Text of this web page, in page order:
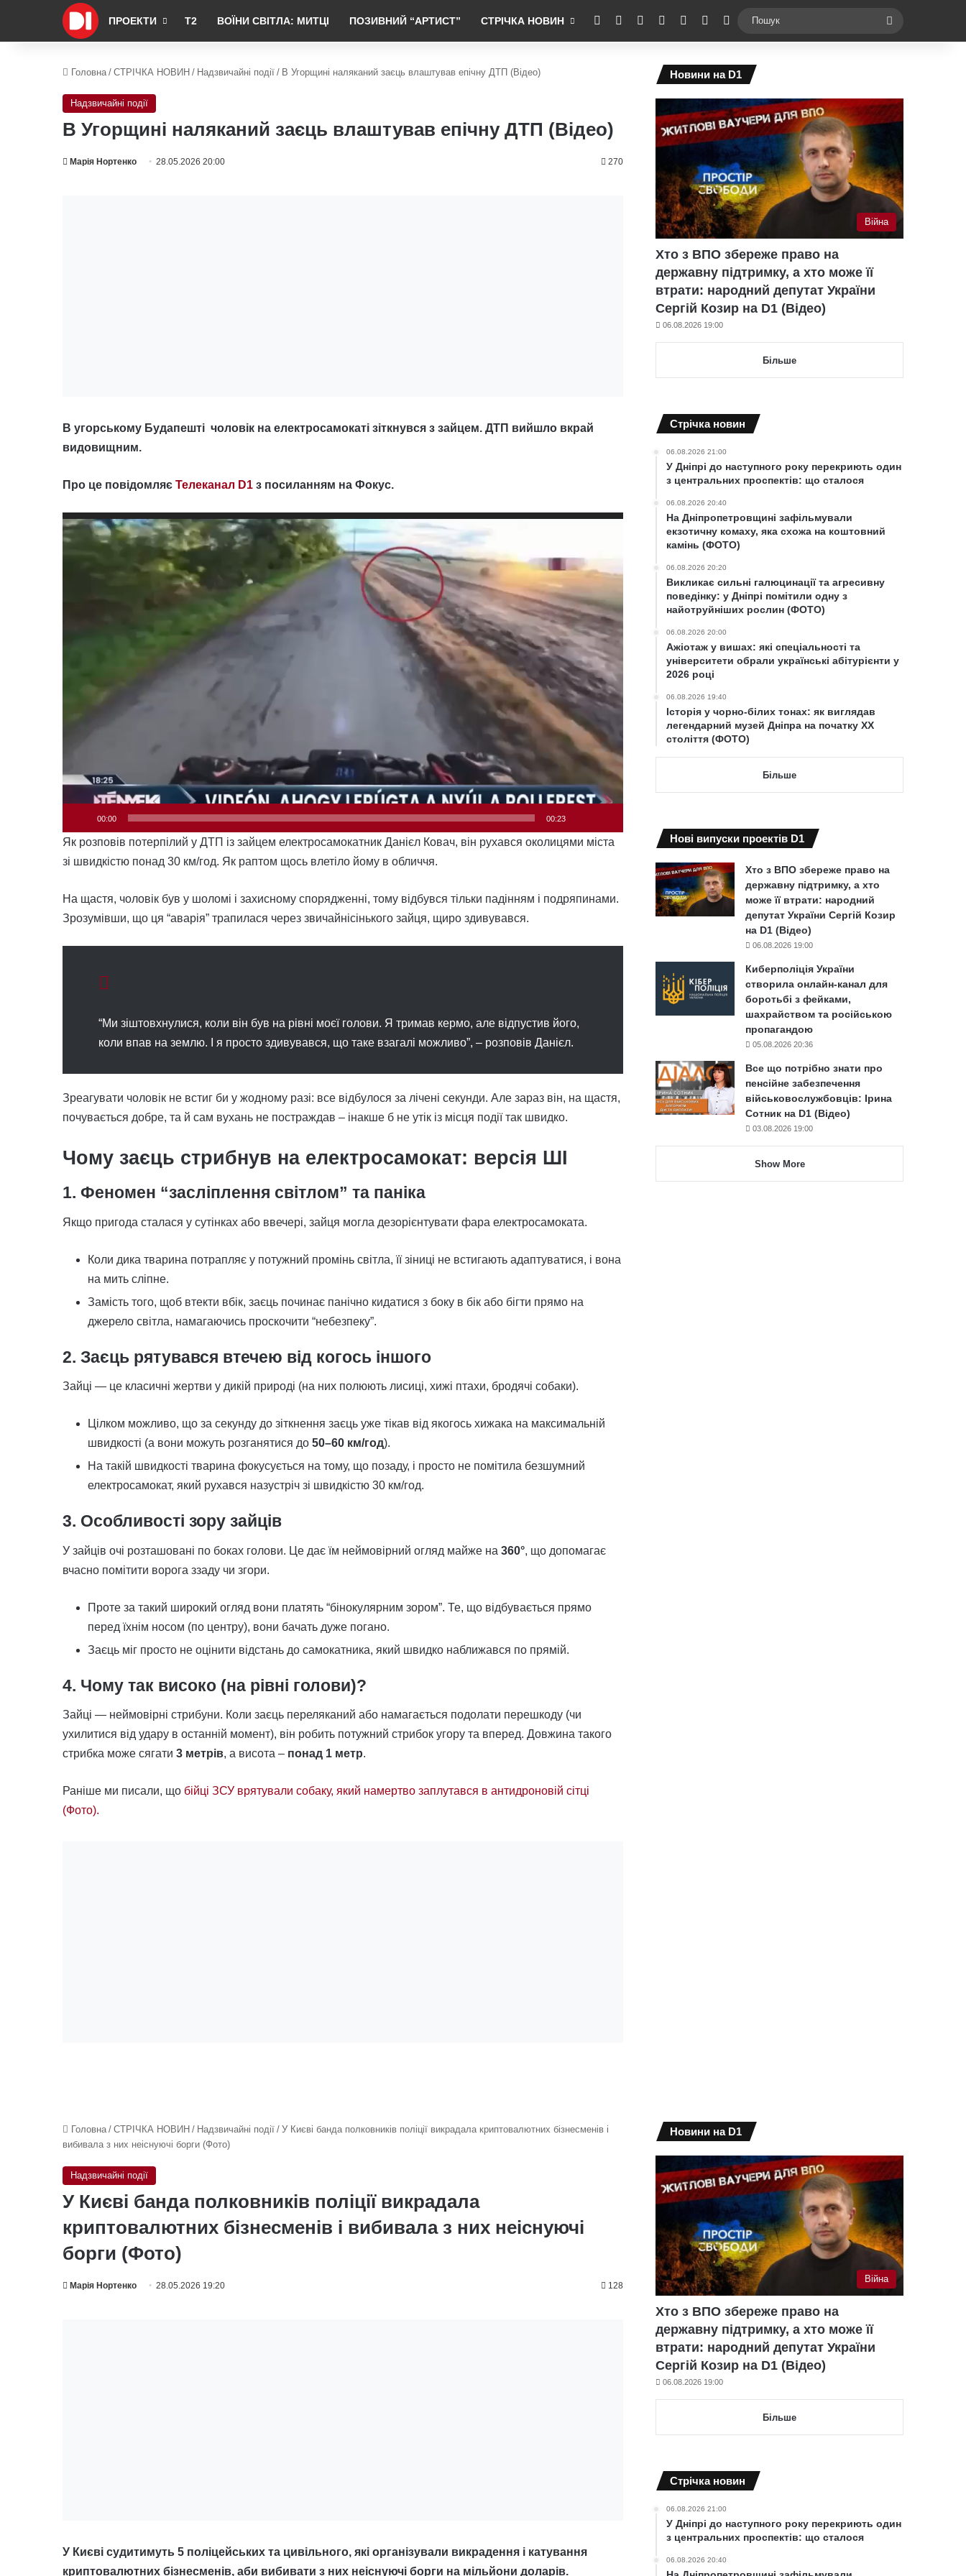
ПРОЕКТИ Т2 ВОЇНИ СВІТЛА: МИТЦІ ПОЗИВНИЙ “АРТИСТ” СТРІЧКА НОВИН RSS Facebook YouTubeInstagramTelegramSwitch skin
Головна / СТРІЧКА НОВИН / Надзвичайні події / В Угорщині наляканий заєць влаштував епічну ДТП (Відео)
Надзвичайні події
В Угорщині наляканий заєць влаштував епічну ДТП (Відео)
Марія Нортенко 28.05.2026 20:00 270
В угорському Будапешті чоловік на електросамокаті зіткнувся з зайцем. ДТП вийшло вкрай
видовищним.
Про це повідомляє Телеканал D1 з посиланням на Фокус.
Відеопрогравач
00:00 00:23
Як розповів потерпілий у ДТП із зайцем електросамокатник Данієл Ковач, він рухався околицями міста
зі швидкістю понад 30 км/год. Як раптом щось влетіло йому в обличчя.
На щастя, чоловік був у шоломі і захисному спорядженні, тому відбувся тільки падінням і подряпинами.
Зрозумівши, що ця “аварія” трапилася через звичайнісінького зайця, щиро здивувався.
“Ми зіштовхнулися, коли він був на рівні моєї голови. Я тримав кермо, але відпустив його,
коли впав на землю. І я просто здивувався, що таке взагалі можливо”, – розповів Данієл.
Зреагувати чоловік не встиг би у жодному разі: все відбулося за лічені секунди. Але зараз він, на щастя,
почувається добре, та й сам вухань не постраждав – інакше б не утік із місця події так швидко.
Чому заєць стрибнув на електросамокат: версія ШІ
1. Феномен “засліплення світлом” та паніка
Якщо пригода сталася у сутінках або ввечері, зайця могла дезорієнтувати фара електросамоката.
Коли дика тварина потрапляє у потужний промінь світла, її зіниці не встигають адаптуватися, і вона
на мить сліпне.
Замість того, щоб втекти вбік, заєць починає панічно кидатися з боку в бік або бігти прямо на
джерело світла, намагаючись проскочити “небезпеку”.
2. Заєць рятувався втечею від когось іншого
Зайці — це класичні жертви у дикій природі (на них полюють лисиці, хижі птахи, бродячі собаки).
Цілком можливо, що за секунду до зіткнення заєць уже тікав від якогось хижака на максимальній
швидкості (а вони можуть розганятися до 50–60 км/год).
На такій швидкості тварина фокусується на тому, що позаду, і просто не помітила безшумний
електросамокат, який рухався назустріч зі швидкістю 30 км/год.
3. Особливості зору зайців
У зайців очі розташовані по боках голови. Це дає їм неймовірний огляд майже на 360°, що допомагає
вчасно помітити ворога ззаду чи згори.
Проте за такий широкий огляд вони платять “бінокулярним зором”. Те, що відбувається прямо
перед їхнім носом (по центру), вони бачать дуже погано.
Заєць міг просто не оцінити відстань до самокатника, який швидко наближався по прямій.
4. Чому так високо (на рівні голови)?
Зайці — неймовірні стрибуни. Коли заєць переляканий або намагається подолати перешкоду (чи
ухилитися від удару в останній момент), він робить потужний стрибок угору та вперед. Довжина такого
стрибка може сягати 3 метрів, а висота – понад 1 метр.
Раніше ми писали, що бійці ЗСУ врятували собаку, який намертво заплутався в антидроновій сітці
(Фото).
Новини на D1
Війна
Хто з ВПО збереже право на
державну підтримку, а хто може її
втрати: народний депутат України
Сергій Козир на D1 (Відео)
06.08.2026 19:00
Більше
Cтрічка новин
06.08.2026 21:00
У Дніпрі до наступного року перекриють один
з центральних проспектів: що сталося
06.08.2026 20:40
На Дніпропетровщині зафільмували
екзотичну комаху, яка схожа на коштовний
камінь (ФОТО)
06.08.2026 20:20
Викликає сильні галюцинації та агресивну
поведінку: у Дніпрі помітили одну з
найотруйніших рослин (ФОТО)
06.08.2026 20:00
Ажіотаж у вишах: які спеціальності та
університети обрали українські абітурієнти у
2026 році
06.08.2026 19:40
Історія у чорно-білих тонах: як виглядав
легендарний музей Дніпра на початку ХХ
століття (ФОТО)
Більше
Нові випуски проектів D1
Хто з ВПО збереже право на
державну підтримку, а хто
може її втрати: народний
депутат України Сергій Козир
на D1 (Відео)
06.08.2026 19:00
Киберполіція України
створила онлайн-канал для
боротьбі з фейками,
шахрайством та російською
пропагандою
05.08.2026 20:36
Все що потрібно знати про
пенсійне забезпечення
військовослужбовців: Ірина
Сотник на D1 (Відео)
03.08.2026 19:00
Show More